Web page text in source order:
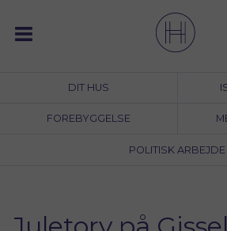
content
DIT HUS
FOREBYGGELSE
POLITISK ARBEJDE